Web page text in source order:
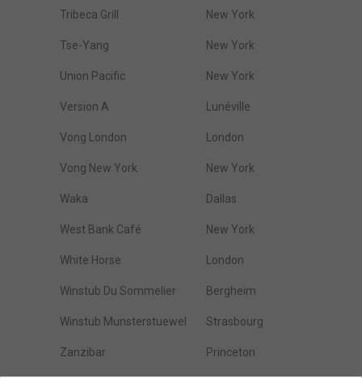
Tribeca Grill New York
Tse-Yang New York
Union Pacific New York
Version A Lunéville
Vong London London
Vong New York New York
Waka Dallas
West Bank Café New York
White Horse London
Winstub Du Sommelier Bergheim
Winstub Munsterstuewel Strasbourg
Zanzibar Princeton